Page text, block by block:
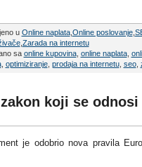
u Online naplata, Online poslovanje,
, Zarada na internetu
sa online kupovina, online naplata,
, optimiziranje, prodaja na internetu, seo,
koji se
je odobrio nova pravila